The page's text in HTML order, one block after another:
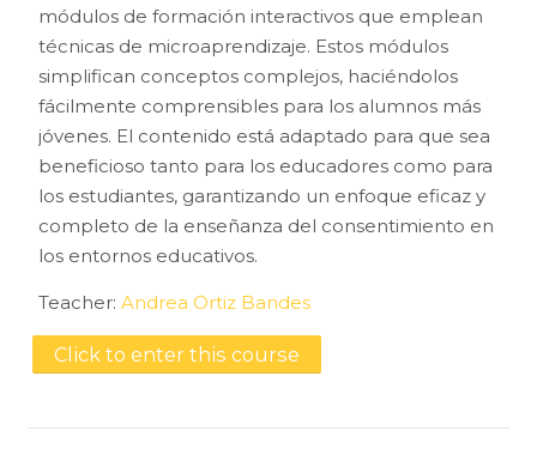
módulos de formación interactivos que emplean
técnicas de microaprendizaje. Estos módulos
simplifican conceptos complejos, haciéndolos
fácilmente comprensibles para los alumnos más
jóvenes. El contenido está adaptado para que sea
beneficioso tanto para los educadores como para
los estudiantes, garantizando un enfoque eficaz y
completo de la enseñanza del consentimiento en
los entornos educativos.
Teacher:Andrea Ortiz Bandes
Click to enter this course